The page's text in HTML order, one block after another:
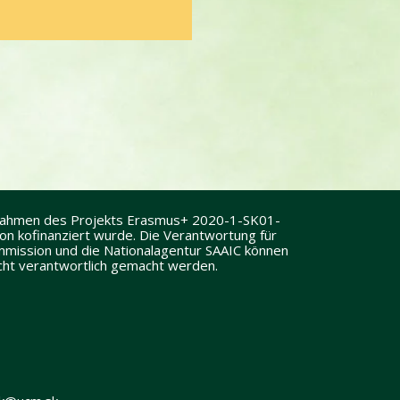
des Projekts Erasmus+ 2020-1-SK01-
kofinanziert wurde. Die Verantwortung für
und die Nationalagentur SAAIC können
verantwortlich gemacht werden.